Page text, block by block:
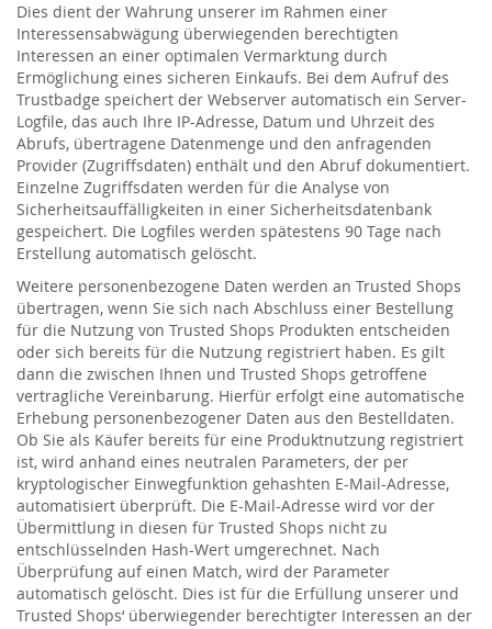
Dies dient der Wahrung unserer im Rahmen einer
Interessensabwägung überwiegenden berechtigten
Interessen an einer optimalen Vermarktung durch
Ermöglichung eines sicheren Einkaufs. Bei dem Aufruf des
Trustbadge speichert der Webserver automatisch ein Server-
Logfile, das auch Ihre IP-Adresse, Datum und Uhrzeit des
Abrufs, übertragene Datenmenge und den anfragenden
Provider (Zugriffsdaten) enthält und den Abruf dokumentiert.
Einzelne Zugriffsdaten werden für die Analyse von
Sicherheitsauffälligkeiten in einer Sicherheitsdatenbank
gespeichert. Die Logfiles werden spätestens 90 Tage nach
Erstellung automatisch gelöscht.
Weitere personenbezogene Daten werden an Trusted Shops
übertragen, wenn Sie sich nach Abschluss einer Bestellung
für die Nutzung von Trusted Shops Produkten entscheiden
oder sich bereits für die Nutzung registriert haben. Es gilt
dann die zwischen Ihnen und Trusted Shops getroffene
vertragliche Vereinbarung. Hierfür erfolgt eine automatische
Erhebung personenbezogener Daten aus den Bestelldaten.
Ob Sie als Käufer bereits für eine Produktnutzung registriert
ist, wird anhand eines neutralen Parameters, der per
kryptologischer Einwegfunktion gehashten E-Mail-Adresse,
automatisiert überprüft. Die E-Mail-Adresse wird vor der
Übermittlung in diesen für Trusted Shops nicht zu
entschlüsselnden Hash-Wert umgerechnet. Nach
Überprüfung auf einen Match, wird der Parameter
automatisch gelöscht. Dies ist für die Erfüllung unserer und
Trusted Shops‘ überwiegender berechtigter Interessen an der